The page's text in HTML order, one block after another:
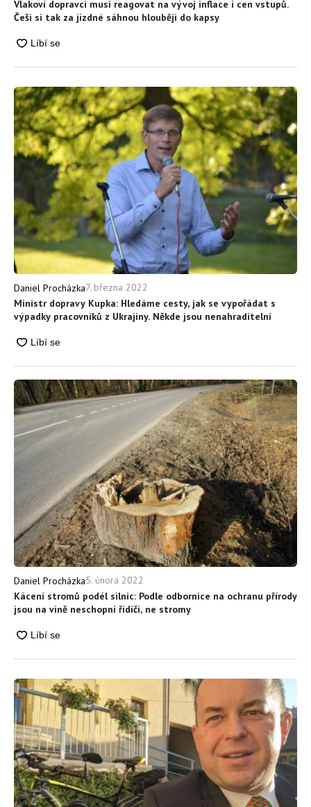
Vlakoví dopravci musí reagovat na vývoj inflace i cen vstupů.
Češi si tak za jízdné sáhnou hlouběji do kapsy
Daniel Procházka7. března 2022
Ministr dopravy Kupka: Hledáme cesty, jak se vypořádat s
výpadky pracovníků z Ukrajiny. Někde jsou nenahraditelní
Daniel Procházka5. února 2022
Kácení stromů podél silnic: Podle odbornice na ochranu přírody
jsou na vině neschopní řidiči, ne stromy